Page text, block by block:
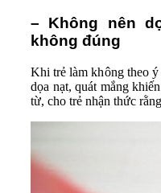
– Không nên
không đúng
Khi trẻ làm không theo
dọa nạt, quát mắng
từ, cho trẻ nhận thức